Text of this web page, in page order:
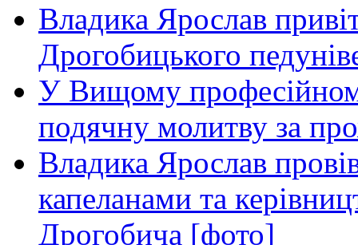
Владика Ярослав
Дрогобицького
У Вищому
подячну молитву за
Владика Ярослав
капеланами та
Дрогобича [фото]